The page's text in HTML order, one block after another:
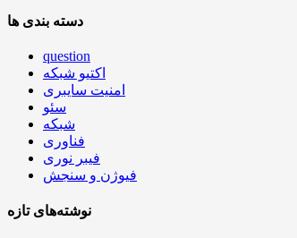
دسته بندی ها
question
اکتیو شبکه
امنیت سایبری
سئو
شبکه
فناوری
فیبر نوری
فیوژن و سنجش
نوشته‌های تازه